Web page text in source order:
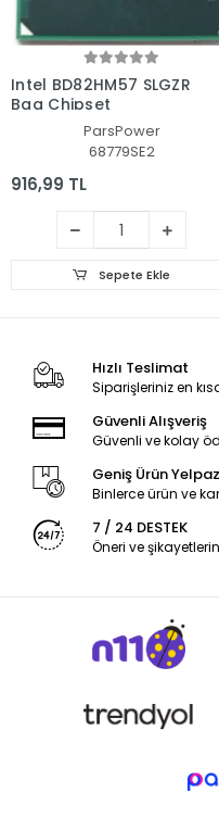
Intel BD82HM57 SLGZR
Bga Chipset
ParsPower
68779SE2
916,99 TL
Sepete Ekle
Hızlı Teslimat
Siparişleriniz en
Güvenli Alışveriş
Güvenli ve kolay
Geniş Ürün
Binlerce ürün ve
7 / 24 DESTEK
Öneri ve